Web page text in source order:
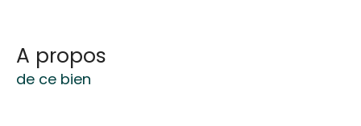
a propos
de ce bien